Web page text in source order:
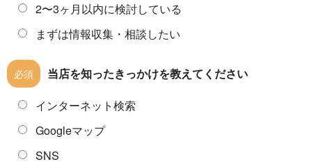
2〜3ヶ月以内に検討している
まずは情報収集・相談したい
必須
当店を知ったきっかけを教えてください
インターネット検索
Googleマップ
SNS